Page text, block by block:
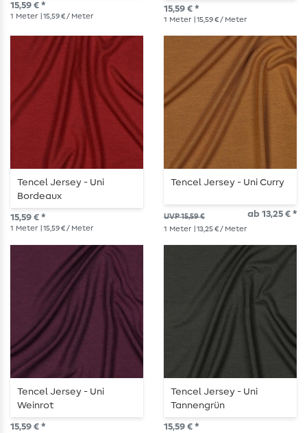
15,59 € *
1 Meter | 15,59 € / Meter
15,59 € *
1 Meter | 15,59 € / Meter
Tencel Jersey - Uni
Bordeaux
15,59 € *
1 Meter | 15,59 € / Meter
Tencel Jersey - Uni Curry
UVP 15,59 € ab 13,25 € *
1 Meter | 13,25 € / Meter
Tencel Jersey - Uni
Weinrot
15,59 € *
Tencel Jersey - Uni
Tannengrün
15,59 € *